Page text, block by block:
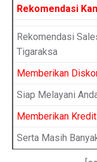
Rekomendasi
Rekomendasi
Tigaraksa
Memberikan
Siap Melayani
Memberikan
Serta Masih